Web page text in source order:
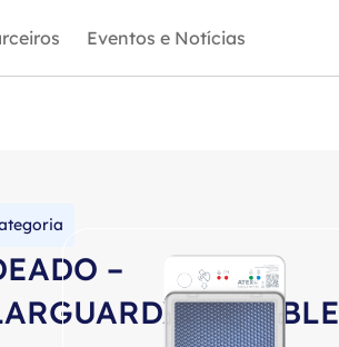
Eventos e Notícias
–
120 – BLE